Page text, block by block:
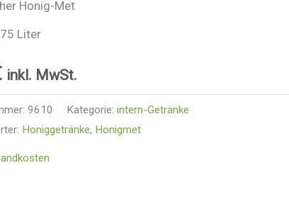
Honig-Met
Liter
inkl. MwSt.
9610 Kategorie: intern-Getränke
Honiggetränke, Honigmet